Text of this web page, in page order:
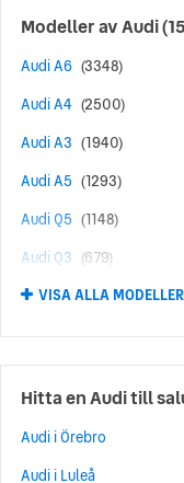
Modeller avAudi
Audi A6 (3348)
Audi A4 (2500)
Audi A3 (1940)
Audi A5 (1293)
Audi Q5 (1148)
Audi Q3 (679)
Audi Q7 (571)
Audi A1 (491)
Audi Q8 (399)
Audi RS6 (368)
Audi A7 (309)
VISA ALLA MODELLER
Hitta en Audi till
Audi i Örebro
Audi i Luleå